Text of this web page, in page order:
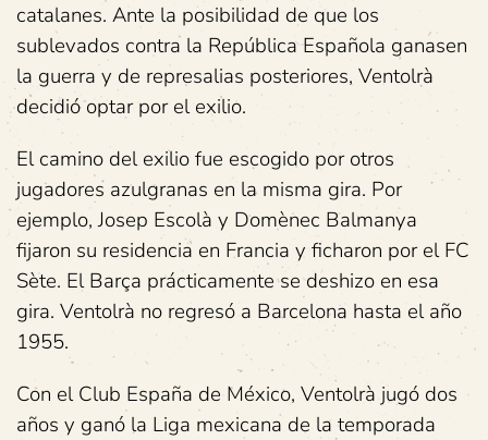
catalanes. Ante la posibilidad de que los
sublevados contra la República Española ganasen
la guerra y de represalias posteriores, Ventolrà
decidió optar por el exilio.
El camino del exilio fue escogido por otros
jugadores azulgranas en la misma gira. Por
ejemplo, Josep Escolà y Domènec Balmanya
fijaron su residencia en Francia y ficharon por el FC
Sète. El Barça prácticamente se deshizo en esa
gira. Ventolrà no regresó a Barcelona hasta el año
1955.
Con el Club España de México, Ventolrà jugó dos
años y ganó la Liga mexicana de la temporada